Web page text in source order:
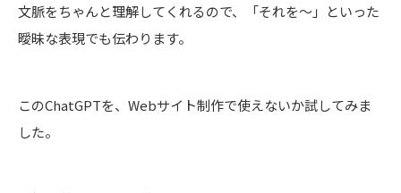
文脈をちゃんと理解してくれるので、「それを～」といった
曖昧な表現でも伝わります。
このChatGPTを、Webサイト制作で使えないか試してみま
した。